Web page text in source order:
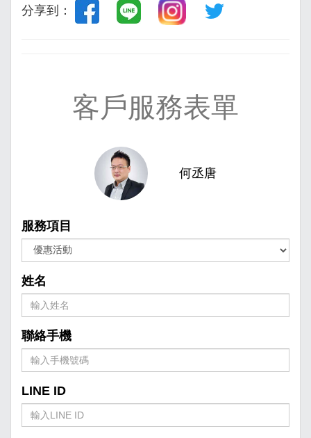
分享到：
客戶服務表單
何丞唐
服務項目
姓名
聯絡手機
LINE ID